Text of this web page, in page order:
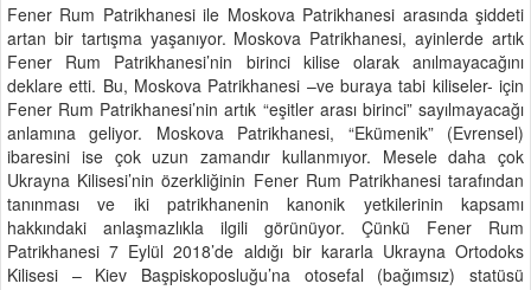
Fener Rum Patrikhanesi ile Moskova Patrikhanesi arasında şiddeti
artan bir tartışma yaşanıyor. Moskova Patrikhanesi, ayinlerde artık
Fener Rum Patrikhanesi’nin birinci kilise olarak anılmayacağını
deklare etti. Bu, Moskova Patrikhanesi –ve buraya tabi kiliseler- için
Fener Rum Patrikhanesi’nin artık “eşitler arası birinci” sayılmayacağı
anlamına geliyor. Moskova Patrikhanesi, “Ekümenik” (Evrensel)
ibaresini ise çok uzun zamandır kullanmıyor. Mesele daha çok
Ukrayna Kilisesi’nin özerkliğinin Fener Rum Patrikhanesi tarafından
tanınması ve iki patrikhanenin kanonik yetkilerinin kapsamı
hakkındaki anlaşmazlıkla ilgili görünüyor. Çünkü Fener Rum
Patrikhanesi 7 Eylül 2018’de aldığı bir kararla Ukrayna Ortodoks
Kilisesi – Kiev Başpiskoposluğu’na otosefal (bağımsız) statüsü